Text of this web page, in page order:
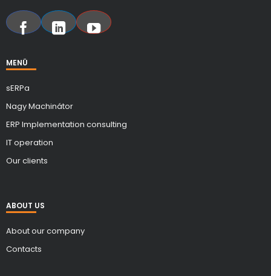
MENÜ
sERPa
Nagy Machinátor
ERP Implementation consulting
IT operation
Our clients
ABOUT US
About our company
Contacts